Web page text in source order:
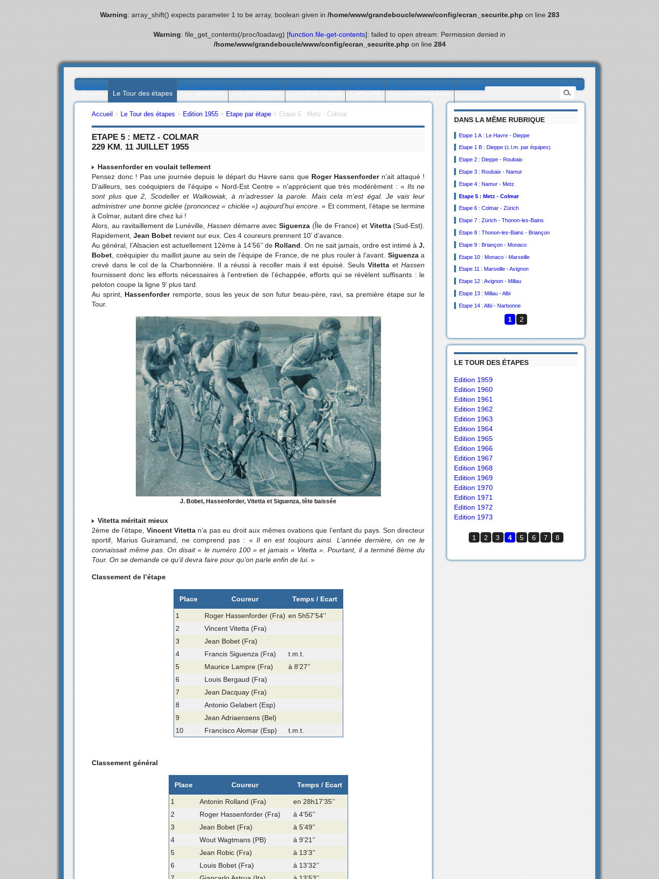
Warning: array_shift() expects parameter 1 to be array, boolean given in /home/www/grandeboucle/www/config/ecran_securite.php on line 283
Warning: file_get_contents(/proc/loadavg) [function.file-get-contents]: failed to open stream: Permission denied in
/home/www/grandeboucle/www/config/ecran_securite.php on line 284
Accueil Le Tour des étapes Les palmarès Les statistiques Les villes étapes L’actualité Les collectionneurs
DANS LA MÊME RUBRIQUE
Etape 1 A : Le Havre - Dieppe
Etape 1 B : Dieppe (c.l.m. par équipes)
Etape 2 : Dieppe - Roubaix
Etape 3 : Roubaix - Namur
Etape 4 : Namur - Metz
Etape 5 : Metz - Colmar
Etape 6 : Colmar - Zürich
Etape 7 : Zürich - Thonon-les-Bains
Etape 8 : Thonon-les-Bains - Briançon
Etape 9 : Briançon - Monaco
Etape 10 : Monaco - Marseille
Etape 11 : Marseille - Avignon
Etape 12 : Avignon - Millau
Etape 13 : Millau - Albi
Etape 14 : Albi - Narbonne
1 2
LE TOUR DES ÉTAPES
Edition 1959
Edition 1960
Edition 1961
Edition 1962
Edition 1963
Edition 1964
Edition 1965
Edition 1966
Edition 1967
Edition 1968
Edition 1969
Edition 1970
Edition 1971
Edition 1972
Edition 1973
1 2 3 4 5 6 7 8
Accueil > Le Tour des étapes > Edition 1955 > Etape par étape > Etape 5 : Metz - Colmar
ETAPE 5 : METZ - COLMAR
229 KM. 11 JUILLET 1955
Hassenforder en voulait tellement
Pensez donc ! Pas une journée depuis le départ du Havre sans que Roger Hassenfordern’ait attaqué !
D’ailleurs, ses coéquipiers de l’équipe « Nord-Est Centre » n’apprécient que très modérément : « Ils ne
sont plus que 2, Scodeller et Walkowiak, à m’adresser la parole. Mais cela m’est égal. Je vais leur
administrer une bonne giclée (prononcez « chiclée ») aujourd’hui encore. » Et comment, l’étape se termine
à Colmar, autant dire chez lui !
Alors, au ravitaillement de Lunéville, Hassen démarre avecSiguenza (Île de France) etVitetta(Sud-Est).
Rapidement,Jean Bobet revient sur eux. Ces 4 coureurs prennent 10’ d’avance.
Au général, l’Alsacien est actuellement 12ème à 14’56’’ de Rolland. On ne sait jamais, ordre est intimé àJ.
Bobet, coéquipier du maillot jaune au sein de l’équipe de France, de ne plus rouler à l’avant. Siguenzaa
crevé dans le col de la Charbonnière. Il a réussi à recoller mais il est épuisé. SeulsVitettaet Hassen
fournissent donc les efforts nécessaires à l’entretien de l’échappée, efforts qui se révèlent suffisants : le
peloton coupe la ligne 9’ plus tard.
Au sprint, Hassenforderremporte, sous les yeux de son futur beau-père, ravi, sa première étape sur le
Tour.
J. Bobet, Hassenforder, Vitetta et Siguenza, tête baissée
Vitetta méritait mieux
2ème de l’étape, Vincent Vitetta n’a pas eu droit aux mêmes ovations que l’enfant du pays. Son directeur
sportif, Marius Guiramand, ne comprend pas : «Il en est toujours ainsi. L’année dernière, on ne le
connaissait même pas. On disait « le numéro 100 » et jamais « Vitetta ». Pourtant, il a terminé 8ème du
Tour. On se demande ce qu’il devra faire pour qu’on parle enfin de lui. »
Classement de l’étape
Place Coureur Temps / Ecart
1 Roger Hassenforder (Fra) en 5h57’54’’
2
Vincent Vitetta (Fra)
3
Jean Bobet (Fra)
4
Francis Siguenza (Fra)
t.m.t.
5
Maurice Lampre (Fra)
à 8’27’’
6
Louis Bergaud (Fra)
7
Jean Dacquay (Fra)
8
Antonio Gelabert (Esp)
9
Jean Adriaensens (Bel)
10
Francisco Alomar (Esp) t.m.t.
Classement général
Place Coureur Temps / Ecart
1 Antonin Rolland (Fra)
en 28h17’35’’
2
Roger Hassenforder (Fra)
à 4’56’’
3
Jean Bobet (Fra)
à 5’49’’
4
Wout Wagtmans (PB)
à 9’21’’
5
Jean Robic (Fra)
à 13’3’’
6
Louis Bobet (Fra)
à 13’32’’